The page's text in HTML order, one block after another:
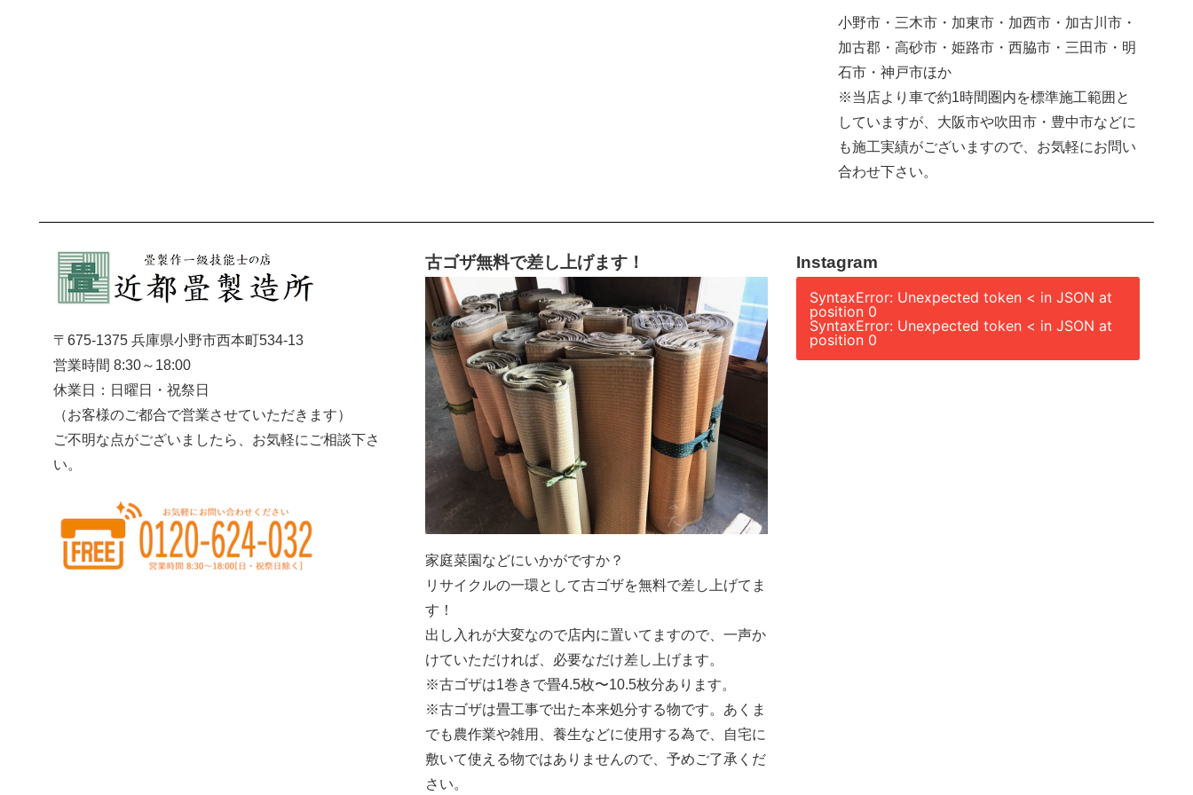
小野市・三木市・加東市・加西市・加古川市・
加古郡・高砂市・姫路市・西脇市・三田市・明
石市・神戸市ほか
※当店より車で約1時間圏内を標準施工範囲と
していますが、大阪市や吹田市・豊中市などに
も施工実績がございますので、お気軽にお問い
合わせ下さい。
〒675-1375 兵庫県小野市西本町534-13
営業時間 8:30～18:00
休業日：日曜日・祝祭日
（お客様のご都合で営業させていただきます）
ご不明な点がございましたら、お気軽にご相談下さ
い。
古ゴザ無料で差し上げます！
家庭菜園などにいかがですか？
リサイクルの一環として古ゴザを無料で差し上げてま
す！
出し入れが大変なので店内に置いてますので、一声か
けていただければ、必要なだけ差し上げます。
※古ゴザは1巻きで畳4.5枚〜10.5枚分あります。
※古ゴザは畳工事で出た本来処分する物です。あくま
でも農作業や雑用、養生などに使用する為で、自宅に
敷いて使える物ではありませんので、予めご了承くだ
さい。
Instagram
SyntaxError: Unexpected token < in JSON at
position 0
SyntaxError: Unexpected token < in JSON at
position 0